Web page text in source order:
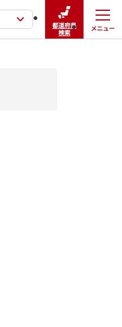
都道府県
検索
メニュー
閉じる